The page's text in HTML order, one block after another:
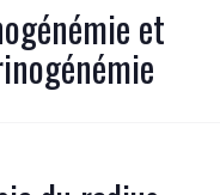
et